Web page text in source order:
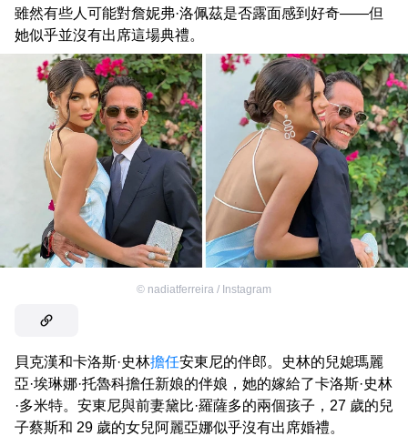
雖然有些人可能對詹妮弗·洛佩茲是否露面感到好奇——但
她似乎並沒有出席這場典禮。
© nadiatferreira / Instagram
貝克漢和卡洛斯·史林擔任安東尼的伴郎。史林的兒媳瑪麗
亞·埃琳娜·托魯科擔任新娘的伴娘，她的嫁給了卡洛斯·史林
·多米特。安東尼與前妻黛比·羅薩多的兩個孩子，27 歲的兒
子蔡斯和 29 歲的女兒阿麗亞娜似乎沒有出席婚禮。